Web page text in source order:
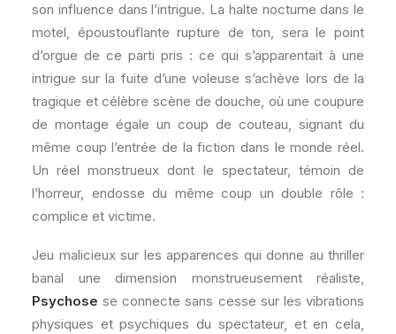
son influence dans l’intrigue. La halte nocturne dans le
motel, époustouflante rupture de ton, sera le point
d’orgue de ce parti pris : ce qui s’apparentait à une
intrigue sur la fuite d’une voleuse s’achève lors de la
tragique et célèbre scène de douche, où une coupure
de montage égale un coup de couteau, signant du
même coup l’entrée de la fiction dans le monde réel.
Un réel monstrueux dont le spectateur, témoin de
l’horreur, endosse du même coup un double rôle :
complice et victime.
Jeu malicieux sur les apparences qui donne au thriller
banal une dimension monstrueusement réaliste,
Psychose se connecte sans cesse sur les vibrations
physiques et psychiques du spectateur, et en cela,